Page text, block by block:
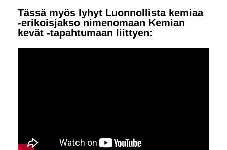
Tässä myös lyhyt Luonnollista kemiaa
-erikoisjakso nimenomaan Kemian
kevät -tapahtumaan liittyen: